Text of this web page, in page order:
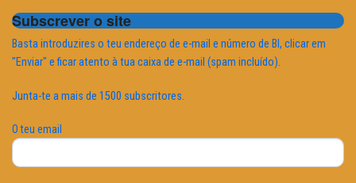
Subscrever o site
Basta introduzires o teu endereço de e-mail e número de BI, clicar em
"Enviar" e ficar atento à tua caixa de e-mail (spam incluído).
Junta-te a mais de 1500 subscritores.
O teu email